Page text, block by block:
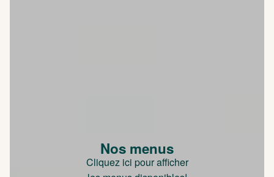
Nos menus
Cliquez ici pour afficher